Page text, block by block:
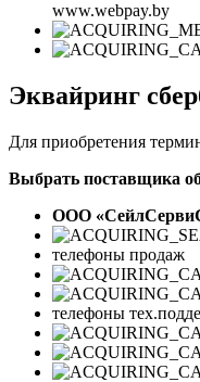
www.webpay.by
Эквайринг
Для приобретения
Выбрать поставщика
ООО
телефоны продаж
телефоны